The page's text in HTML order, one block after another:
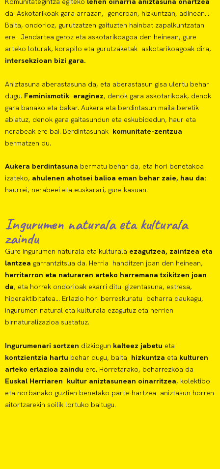
da. Askotarikoak gara arrazan, generoan, hizkuntzan, adinean…
Baita, ondorioz, gurutzatzen gaituzten hainbat zapalkuntzatan
ere. Jendartea geroz eta askotarikoagoa den heinean, gure
arteko loturak, korapilo eta gurutzaketak askotarikoagoak dira,
intersekzioan bizi gara.
Aniztasuna aberastasuna da, eta aberastasun gisa ulertu behar
dugu. Feminismotik eraginez, denok gara askotarikoak, denok
gara banako eta bakar. Aukera eta berdintasun maila beretik
abiatuz, denok gara gaitasundun eta eskubidedun, haur eta
nerabeak ere bai. Berdintasunak komunitate-zentzua
bermatzen du.
Aukera berdintasuna bermatu behar da, eta hori benetakoa
izateko, ahulenen ahotsei balioa eman behar zaie, hau da:
haurrei, nerabeei eta euskarari, gure kasuan.
Ingurumen naturala eta kulturala
zaindu
Gure ingurumen naturala eta kulturala ezagutzea, zaintzea eta
lantzea garrantzitsua da. Herria handitzen joan den heinean,
herritarron eta naturaren arteko harremana txikitzen joan
da, eta horrek ondorioak ekarri ditu: gizentasuna, estresa,
hiperaktibitatea… Erlazio hori berreskuratu beharra daukagu,
ingurumen natural eta kulturala ezagutuz eta herrien
birnaturalizazioa sustatuz.
Ingurumenari sortzen dizkiogun kalteez jabetu eta
kontzientzia hartu behar dugu, baita hizkuntza eta kulturen
arteko erlazioa zaindu ere. Horretarako, beharrezkoa da
Euskal Herriaren kultur aniztasunean oinarritzea, kolektibo
eta norbanako guztien benetako parte-hartzea aniztasun horren
aitortzarekin soilik lortuko baitugu.